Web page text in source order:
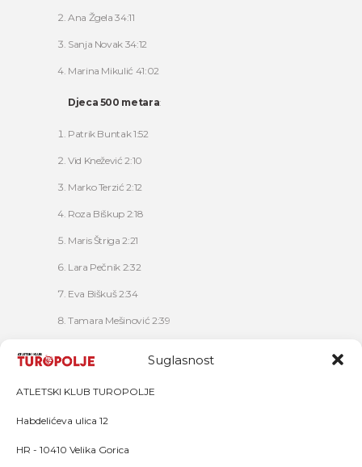
Suglasnost
ATLETSKI KLUB TUROPOLJE
Habdelićeva ulica 12
HR - 10410 Velika Gorica
Ana Žgela 34:11
Sanja Novak 34:12
Marina Mikulić 41:02
Djeca 500 metara:
Patrik Buntak 1:52
Vid Knežević 2:10
Marko Terzić 2:12
Roza Biškup 2:18
Maris Štriga 2:21
Lara Pečnik 2:32
Eva Biškuš 2:34
Tamara Mešinović 2:39